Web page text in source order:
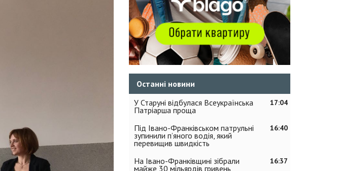
Останні новини
17:04
У Старуні відбулася Всеукраїнська
Патріарша проща
16:40
Під Івано-Франківськом патрульні
зупинили п’яного водія, який
перевищив швидкість
16:37
На Івано-Франківщині зібрали
майже 30 мільярдів гривень